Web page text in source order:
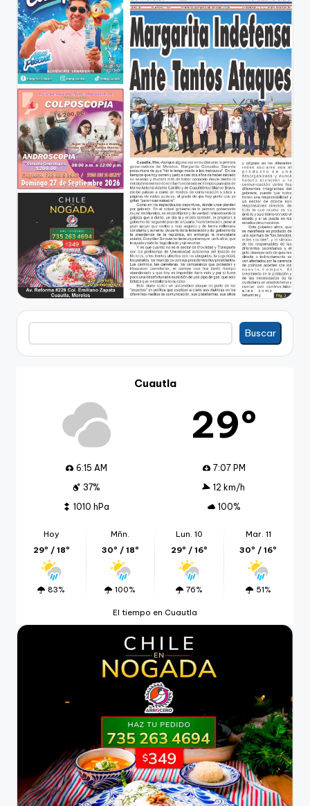
Buscar
Buscar
Cuautla
29º
6:15 AM
7:07 PM
37%
12 km/h
1010 hPa
100%
Hoy
29º / 18º
83%
Mñn.
30º / 18º
100%
Lun. 10
29º / 16º
76%
Mar. 11
30º / 16º
51%
El tiempo en Cuautla